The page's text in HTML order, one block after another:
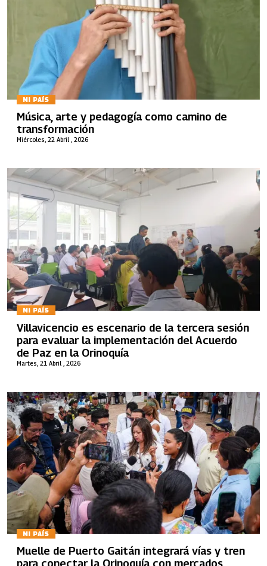
MI PAÍS
Miércoles, 22 Abril , 2026
Música, arte y pedagogía como camino de
transformación
MI PAÍS
Martes, 21 Abril , 2026
Villavicencio es escenario de la tercera sesión
para evaluar la implementación del Acuerdo
de Paz en la Orinoquía
MI PAÍS
Muelle de Puerto Gaitán integrará vías y tren
para conectar la Orinoquía con mercados